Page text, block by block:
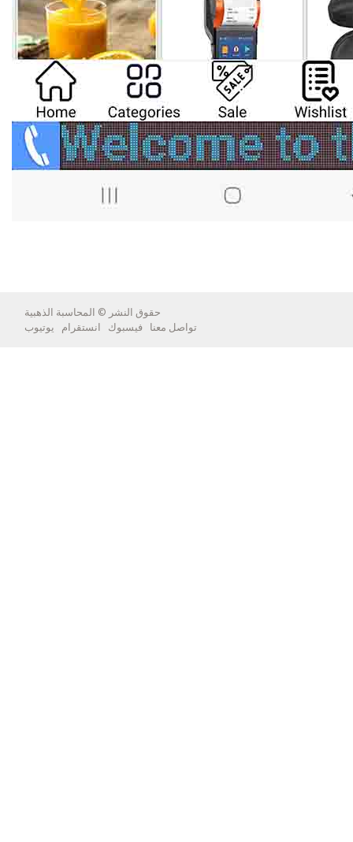
حقوق النشر © المحاسبة الذهبية
تواصل معنا فيسبوك انستقرام يوتيوب